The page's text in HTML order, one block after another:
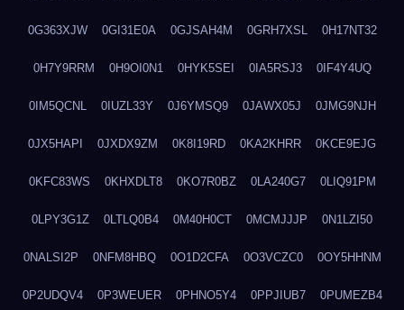
0G363XJW 0GI31E0A 0GJSAH4M 0GRH7XSL 0H17NT32
0H7Y9RRM 0H9OI0N1 0HYK5SEI 0IA5RSJ3 0IF4Y4UQ
0IM5QCNL 0IUZL33Y 0J6YMSQ9 0JAWX05J 0JMG9NJH
0JX5HAPI 0JXDX9ZM 0K8I19RD 0KA2KHRR 0KCE9EJG
0KFC83WS 0KHXDLT8 0KO7R0BZ 0LA240G7 0LIQ91PM
0LPY3G1Z 0LTLQ0B4 0M40H0CT 0MCMJJJP 0N1LZI50
0NALSI2P 0NFM8HBQ 0O1D2CFA 0O3VCZC0 0OY5HHNM
0P2UDQV4 0P3WEUER 0PHNO5Y4 0PPJIUB7 0PUMEZB4